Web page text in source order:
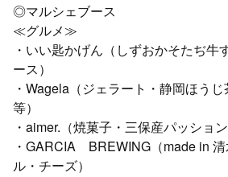
◎マルシェブース
≪グルメ≫
・いい匙かげん（しずおかそたぢ牛
ース）
・Wagela（ジェラート・静岡ほう
等）
・aimer.（焼菓子・三保産パッショ
・GARCIA BREWING（made in
ル・チーズ）